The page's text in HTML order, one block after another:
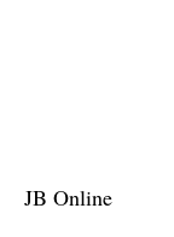
JB Online